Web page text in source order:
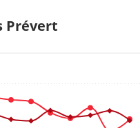
Prévert